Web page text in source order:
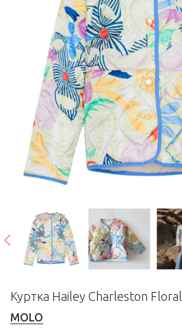
Куртка Hailey Charleston Floral
MOLO